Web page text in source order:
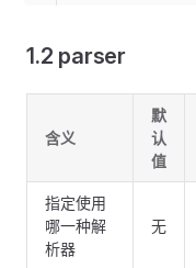
1.2 parser
含义
默
认
值
指定使用
哪一种解
析器
无